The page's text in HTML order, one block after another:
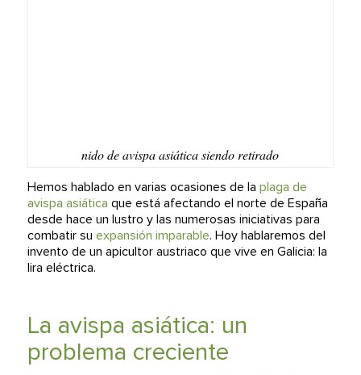
nido de avispa asiática siendo retirado
Hemos hablado en varias ocasiones de la plaga de
avispa asiática que está afectando el norte de España
desde hace un lustro y las numerosas iniciativas para
combatir su expansión imparable. Hoy hablaremos del
invento de un apicultor austriaco que vive en Galicia: la
lira eléctrica.
La avispa asiática: un
problema creciente